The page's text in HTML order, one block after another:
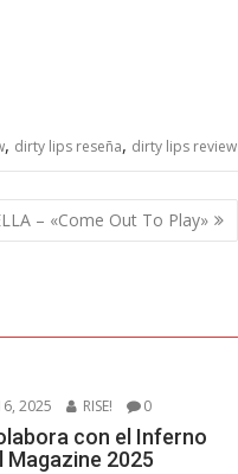
, dirty lips reseña, dirty lips review
– «Come Out To Play»
2025 RISE! 0
con el Inferno
Magazine 2025